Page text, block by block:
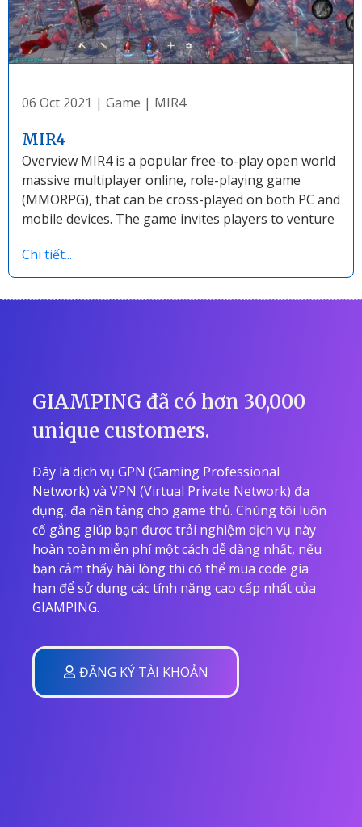
06 Oct 2021 | Game | MIR4
MIR4
Overview MIR4 is a popular free-to-play open world
massive multiplayer online, role-playing game
(MMORPG), that can be cross-played on both PC and
mobile devices. The game invites players to venture
Chi tiết...
GIAMPING đã có hơn 30,000
unique customers.
Đây là dịch vụ GPN (Gaming Professional
Network) và VPN (Virtual Private Network) đa
dụng, đa nền tảng cho game thủ. Chúng tôi luôn
cố gắng giúp bạn được trải nghiệm dịch vụ này
hoàn toàn miễn phí một cách dễ dàng nhất, nếu
bạn cảm thấy hài lòng thì có thể mua code gia
hạn để sử dụng các tính năng cao cấp nhất của
GIAMPING.
ĐĂNG KÝ TÀI KHOẢN